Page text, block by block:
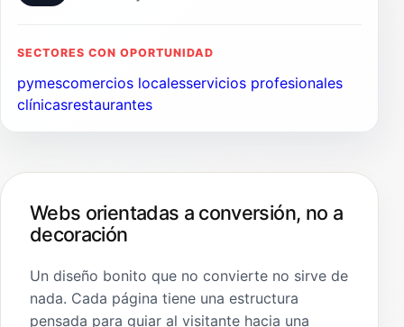
SECTORES CON OPORTUNIDAD
pymescomercios localesservicios profesionales
clínicasrestaurantes
Webs orientadas a conversión, no a
decoración
Un diseño bonito que no convierte no sirve de
nada. Cada página tiene una estructura
pensada para guiar al visitante hacia una